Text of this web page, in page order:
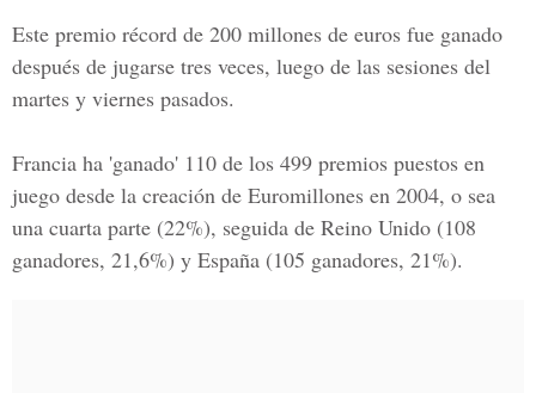
Este premio récord de 200 millones de euros fue ganado
después de jugarse tres veces, luego de las sesiones del
martes y viernes pasados.
Francia ha 'ganado' 110 de los 499 premios puestos en
juego desde la creación de Euromillones en 2004, o sea
una cuarta parte (22%), seguida de Reino Unido (108
ganadores, 21,6%) y España (105 ganadores, 21%).